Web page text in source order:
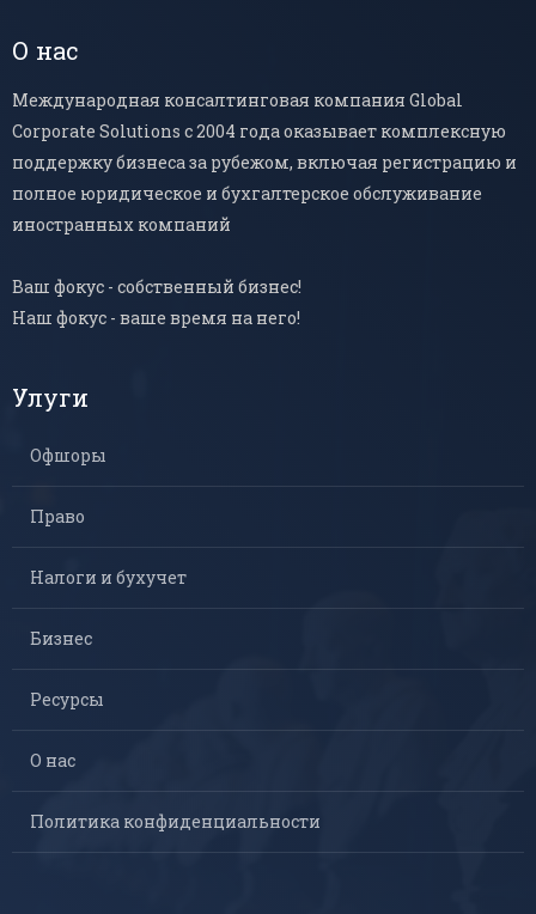
О нас
Международная консалтинговая компания Global
Corporate Solutions с 2004 года оказывает комплексную
поддержку бизнеса за рубежом, включая регистрацию и
полное юридическое и бухгалтерское обслуживание
иностранных компаний
Ваш фокус - собственный бизнес!
Наш фокус - ваше время на него!
Улуги
Офшоры
Право
Налоги и бухучет
Бизнес
Ресурсы
О нас
Политика конфиденциальности